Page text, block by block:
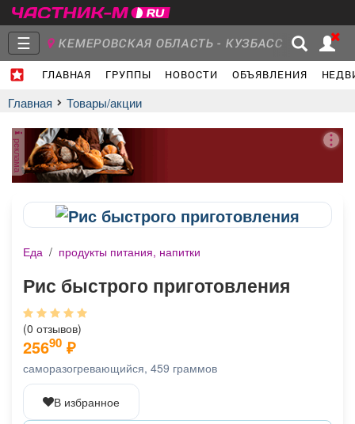
☰ КЕМЕРОВСКАЯ ОБЛАСТЬ - КУЗБАСС
ГЛАВНАЯ ГРУППЫ НОВОСТИ ОБЪЯВЛЕНИЯ
Главная
Объявления Недвижимость Услуги
Обучение
Главная Товары/акции
реклама
Еда / продукты питания, напитки
Рис быстрого приготовления
(0 отзывов)
25690 ₽
саморазогревающийся, 459 граммов
В избранное